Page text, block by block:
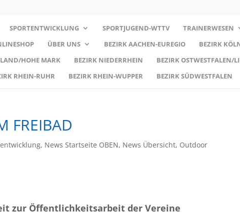
SPORTENTWICKLUNG SPORTJUGEND-WTTV TRAINERWESEN
ÜBER UNS BEZIRK AACHEN-EUREGIO BEZIRK
HOHE MARK BEZIRK NIEDERRHEIN BEZIRK OSTWESTFALEN/
RHEIN-RUHR BEZIRK RHEIN-WUPPER BEZIRK SÜDWESTFALEN
FREIBAD
, News Startseite OBEN, News Übersicht, Outdoor
zur Öffentlichkeitsarbeit der Vereine